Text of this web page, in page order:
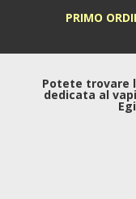
PRIMO
Potete trovare
dedicata al